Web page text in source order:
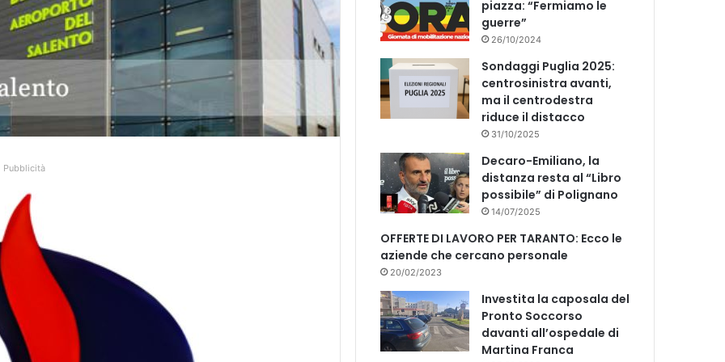
Pubblicità
piazza: “Fermiamo le
guerre”
26/10/2024
Sondaggi Puglia 2025:
centrosinistra avanti,
ma il centrodestra
riduce il distacco
31/10/2025
Decaro-Emiliano, la
distanza resta al “Libro
possibile” di Polignano
14/07/2025
OFFERTE DI LAVORO PER TARANTO: Ecco le
aziende che cercano personale
20/02/2023
Investita la caposala del
Pronto Soccorso
davanti all’ospedale di
Martina Franca